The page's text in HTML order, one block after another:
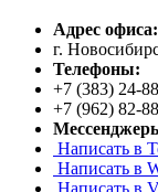
Адрес офиса:
г.
Телефоны:
+7 (383) 24-
+7 (962) 82-
Написать в
Написать в
Написать в